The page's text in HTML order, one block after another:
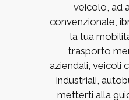
veicolo, ad
convenzionale,
la tua
trasporto
aziendali, veicoli
industriali,
metterti alla